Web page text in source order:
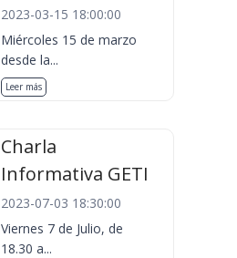
2023-03-15 18:00:00
Miércoles 15 de marzo
desde la...
Leer más
Charla
Informativa GETI
2023-07-03 18:30:00
Viernes 7 de Julio, de
18.30 a...